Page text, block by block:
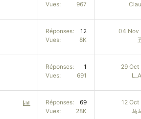
Vues
967
Réponses
12
Vues
8K
04 Nov
Réponses
1
Vues
691
29 Oct
P
Réponses
69
Vues
28K
12 Oct
马